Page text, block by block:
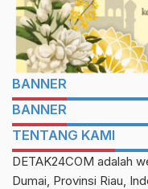
BANNER
BANNER
TENTANG KAMI
DETAK24COM adalah
Dumai, Provinsi Riau,